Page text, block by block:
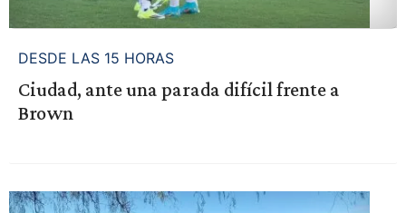
DESDE LAS 15 HORAS
Ciudad, ante una parada difícil frente a
Brown